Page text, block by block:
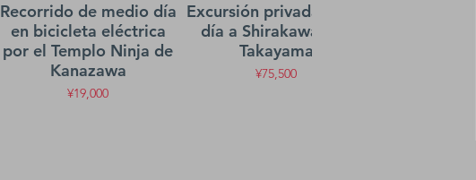
Recorrido de medio día
en bicicleta eléctrica
por el Templo Ninja de
Kanazawa
¥19,000
Excursión privada de un
día a Shirakawago y
Takayama
¥75,500